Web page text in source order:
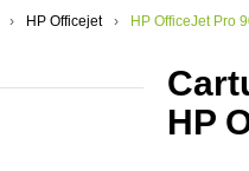
HP Officejet HP OfficeJet Pro
HP